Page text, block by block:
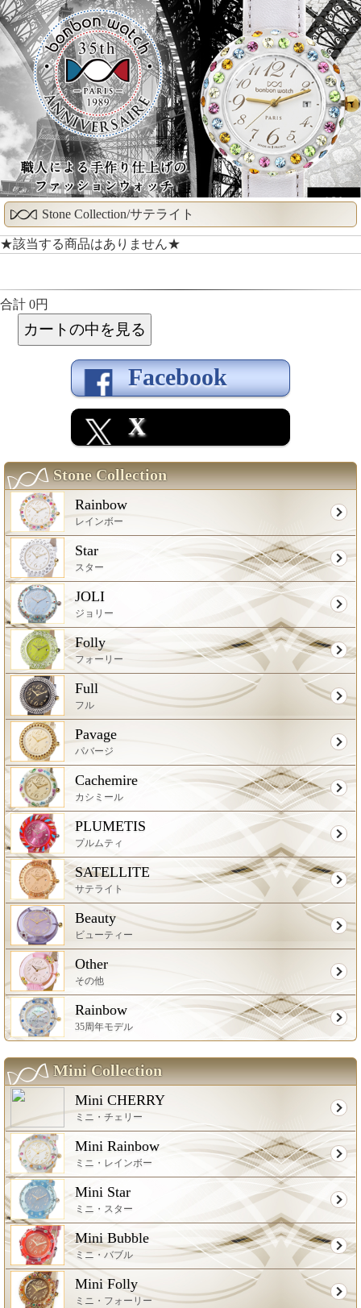
Stone Collection/サテライト
★該当する商品はありません★
合計 0円
Facebook
X
Stone Collection
Rainbow
レインボー
Star
スター
JOLI
ジョリー
Folly
フォーリー
Full
フル
Pavage
パバージ
Cachemire
カシミール
PLUMETIS
プルムティ
SATELLITE
サテライト
Beauty
ビューティー
Other
その他
Rainbow
35周年モデル
Mini Collection
Mini CHERRY
ミニ・チェリー
Mini Rainbow
ミニ・レインボー
Mini Star
ミニ・スター
Mini Bubble
ミニ・バブル
Mini Folly
ミニ・フォーリー